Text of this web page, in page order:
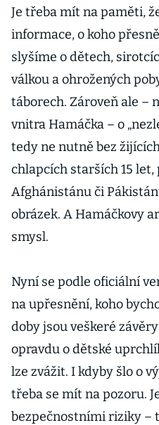
Je třeba mít na paměti,
informace, o koho
slyšíme o dětech,
válkou a ohrožených
táborech. Zároveň ale –
vnitra Hamáčka – o
tedy ne nutně bez
chlapcích starších 15 let,
Afghánistánu či
obrázek. A Hamáčkovy
smysl.
Nyní se podle oficiální
na upřesnění, koho
doby jsou veškeré
opravdu o dětské
lze zvážit. I kdyby šlo o
třeba se mít na pozoru.
bezpečnostními riziky –